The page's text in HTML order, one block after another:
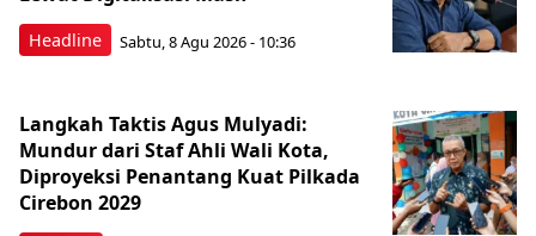
Headline Sabtu, 8 Agu 2026 - 10:36
Langkah Taktis Agus Mulyadi:
Mundur dari Staf Ahli Wali Kota,
Diproyeksi Penantang Kuat Pilkada
Cirebon 2029